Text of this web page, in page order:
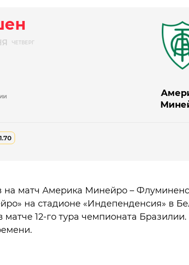
ЧЕТВЕРГ
1.70
на матч Америка Минейро –
на стадионе «Индепенденсия» в
12-го тура чемпионата